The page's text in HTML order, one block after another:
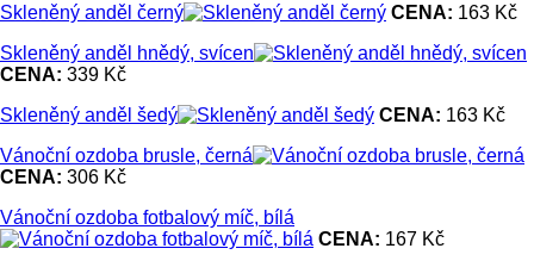
Skleněný anděl černý
CENA: 163 Kč
Skleněný anděl hnědý, svícen
CENA: 339 Kč
Skleněný anděl šedý
CENA: 163 Kč
Vánoční ozdoba brusle, černá
CENA: 306 Kč
Vánoční ozdoba fotbalový míč, bílá
CENA: 167 Kč